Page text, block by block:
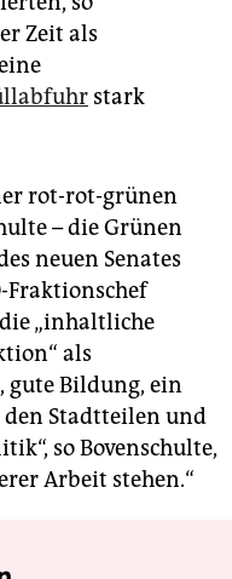
Zeit als
stark
rot-rot-grünen
– die Grünen
neuen Senates
Fraktionschef
„inhaltliche
als
gute Bildung, ein
den Stadtteilen und
so Bovenschulte,
Arbeit stehen.“